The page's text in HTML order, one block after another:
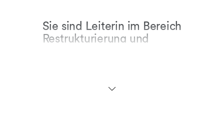
Sie sind Leiterin im Bereich
Restrukturierung und